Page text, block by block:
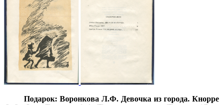
Подарок: Воронкова Л.Ф. Девочка из города. Кнорре